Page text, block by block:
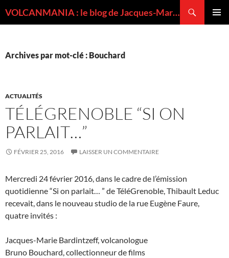
VOLCANMANIA : le blog de Jacques-Marie BARDINTZEFF, volcanologue
Archives par mot-clé : Bouchard
ACTUALITÉS
TÉLÉGRENOBLE “SI ON
PARLAIT…”
FÉVRIER 25, 2016 LAISSER UN COMMENTAIRE
Mercredi 24 février 2016, dans le cadre de l’émission
quotidienne “Si on parlait… ” de TéléGrenoble, Thibault Leduc
recevait, dans le nouveau studio de la rue Eugène Faure,
quatre invités :
Jacques-Marie Bardintzeff, volcanologue
Bruno Bouchard, collectionneur de films